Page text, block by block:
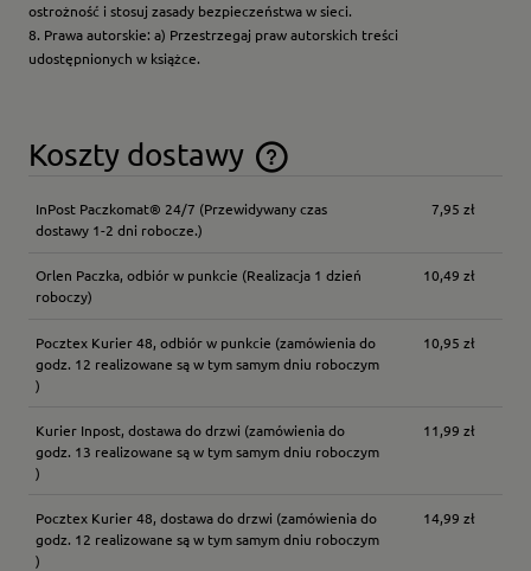
ostrożność i stosuj zasady bezpieczeństwa w sieci.
8. Prawa autorskie: a) Przestrzegaj praw autorskich treści
udostępnionych w książce.
Koszty dostawy
Cena nie zawiera ewentualnych kosztów płatności
InPost Paczkomat® 24/7 (Przewidywany czas
dostawy 1-2 dni robocze.)
7,95 zł
Orlen Paczka, odbiór w punkcie (Realizacja 1 dzień
roboczy)
10,49 zł
Pocztex Kurier 48, odbiór w punkcie (zamówienia do
godz. 12 realizowane są w tym samym dniu roboczym
)
10,95 zł
Kurier Inpost, dostawa do drzwi (zamówienia do
godz. 13 realizowane są w tym samym dniu roboczym
)
11,99 zł
Pocztex Kurier 48, dostawa do drzwi (zamówienia do
godz. 12 realizowane są w tym samym dniu roboczym
)
14,99 zł